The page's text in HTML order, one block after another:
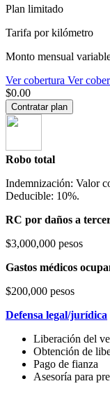
Plan limitado
Tarifa por kilómetro
Monto mensual
Ver cobertura Ver
$0.00
Contratar plan
Robo total
Indemnización: Valor
Deducible: 10%.
RC por daños a
$3,000,000 pesos
Gastos médicos
$200,000 pesos
Defensa legal/jurídica
Liberación del
Obtención de
Pago de fianza
Asesoría para